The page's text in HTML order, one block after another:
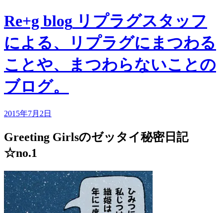
Re+g blog リプラグスタッフ
による、リプラグにまつわる
ことや、まつわらないことの
ブログ。
2015年7月2日
Greeting Girlsのゼッタイ秘密日記
☆no.1